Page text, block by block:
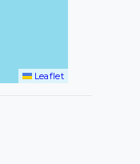
Leaflet